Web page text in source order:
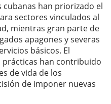
cubanas han priorizado el
sectores vinculados al
mientras gran parte de
apagones y severas
básicos. El
han contribuido
de vida de los
de imponer nuevas